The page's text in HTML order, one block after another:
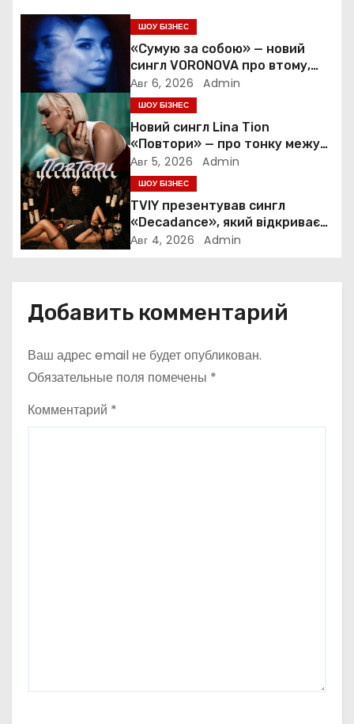
и
я
п
о
з
а
п
и
я
м
ШОУ БІЗНЕС
«Сумую за собою» — новий
сингл VORONOVA про втому,
силу та повернення до себе
Авг 6, 2026 Admin
ШОУ БІЗНЕС
Новий сингл Lina Tion
«Повтори» — про тонку межу
між коханням, залежністю та
нав’язливою прив’язаністю
Авг 5, 2026 Admin
ШОУ БІЗНЕС
TVIY презентував сингл
«Decadance», який відкриває
нову сторінку українського
Авг 4, 2026 Admin
Добавить комментарий
Ваш адрес email не будет опубликован.
Обязательные поля помечены *
Комментарий *